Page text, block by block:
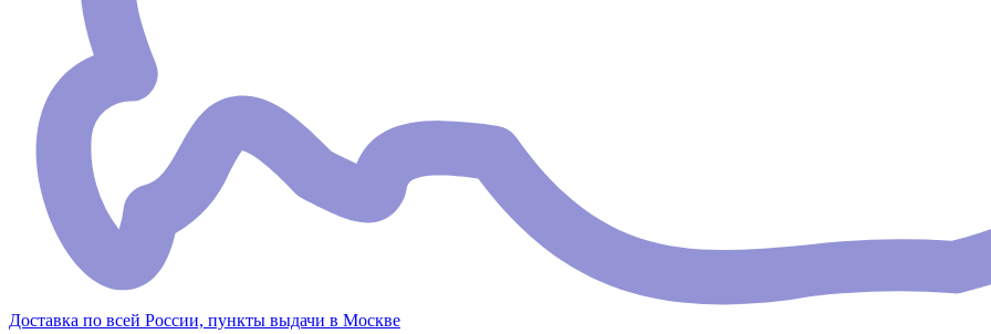
Доставка по всей России, пункты выдачи в Москве